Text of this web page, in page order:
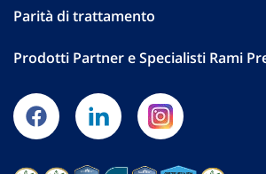
Parità di trattamento
Prodotti Partner e Specialisti Rami